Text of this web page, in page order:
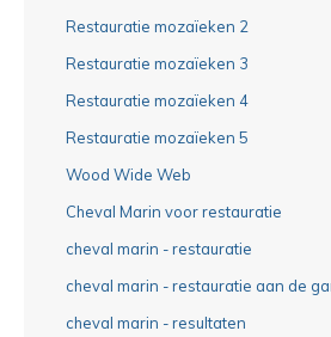
Restauratie mozaïeken 2
Restauratie mozaïeken 3
Restauratie mozaïeken 4
Restauratie mozaïeken 5
Wood Wide Web
Cheval Marin voor restauratie
cheval marin - restauratie
cheval marin - restauratie aan de
cheval marin - resultaten